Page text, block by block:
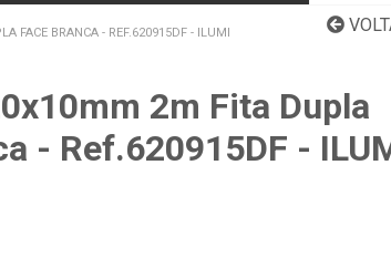
FACE BRANCA - REF.620915DF - ILUMI
2m Fita Dupla
- Ref.620915DF -